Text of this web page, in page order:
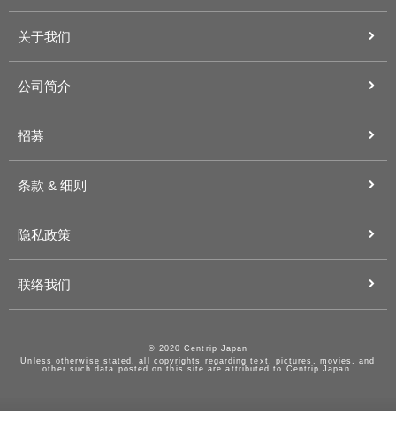
关于我们
公司简介
招募
条款 & 细则
隐私政策
联络我们
© 2020 Centrip Japan
Unless otherwise stated, all copyrights regarding text, pictures, movies, and
other such data posted on this site are attributed to Centrip Japan.